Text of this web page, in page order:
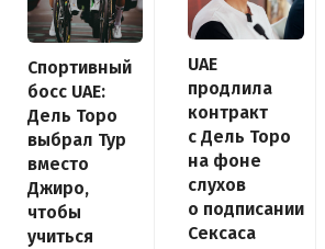
Спортивный
босс UAE:
Дель Торо
выбрал Тур
вместо
Джиро,
чтобы
учиться
UAE
продлила
контракт
с Дель Торо
на фоне
слухов
о подписании
Сексаса